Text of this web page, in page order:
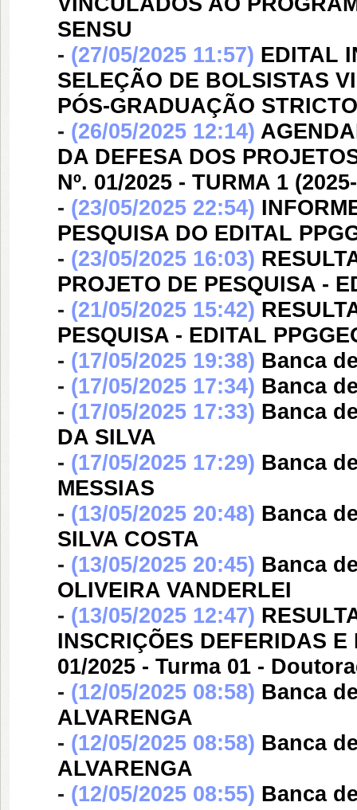
SENSU
- (27/05/2025 11:57) EDITAL
SELEÇÃO DE BOLSISTAS
PÓS-GRADUAÇÃO
- (26/05/2025 12:14)
DA DEFESA DOS
Nº. 01/2025 - TURMA 1
- (23/05/2025 22:54)
PESQUISA DO EDITAL
- (23/05/2025 16:03)
PROJETO DE PESQUISA -
- (21/05/2025 15:42)
PESQUISA - EDITAL
- (17/05/2025 19:38) Banca
- (17/05/2025 17:34) Banca
- (17/05/2025 17:33) Banca
DA SILVA
- (17/05/2025 17:29) Banca
MESSIAS
- (13/05/2025 20:48) Banca
SILVA COSTA
- (13/05/2025 20:45) Banca
OLIVEIRA VANDERLEI
- (13/05/2025 12:47)
INSCRIÇÕES DEFERIDAS
01/2025 - Turma 01 -
- (12/05/2025 08:58) Banca
ALVARENGA
- (12/05/2025 08:58) Banca
ALVARENGA
- (12/05/2025 08:55) Banca